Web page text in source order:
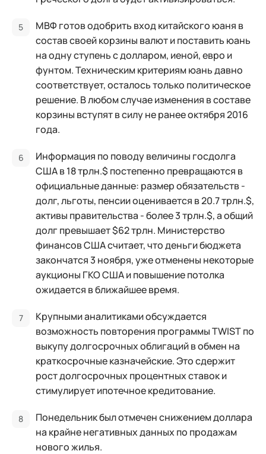
МВФ готов одобрить вход китайского юаня в
состав своей корзины валют и поставить юань
на одну ступень с долларом, иеной, евро и
фунтом. Техническим критериям юань давно
соответствует, осталось только политическое
решение. В любом случае изменения в составе
корзины вступят в силу не ранее октября 2016
года.
Информация по поводу величины госдолга
США в 18 трлн.$ постепенно превращаются в
официальные данные: размер обязательств -
долг, льготы, пенсии оценивается в 20.7 трлн.$,
активы правительства - более 3 трлн.$, а общий
долг превышает $62 трлн. Министерство
финансов США считает, что деньги бюджета
закончатся 3 ноября, уже отменены некоторые
аукционы ГКО США и повышение потолка
ожидается в ближайшее время.
Крупными аналитиками обсуждается
возможность повторения программы TWIST по
выкупу долгосрочных облигаций в обмен на
краткосрочные казначейские. Это сдержит
рост долгосрочных процентных ставок и
стимулирует ипотечное кредитование.
Понедельник был отмечен снижением доллара
на крайне негативных данных по продажам
нового жилья.